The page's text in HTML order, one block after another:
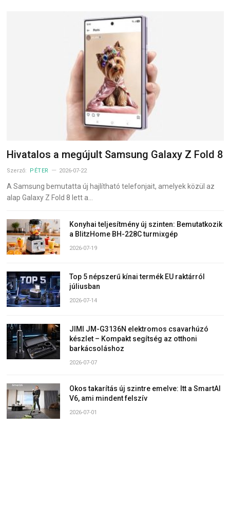
Hivatalos a megújult Samsung Galaxy Z Fold 8
Szerző: PÉTER 2026-07-22
A Samsung bemutatta új hajlítható telefonjait, amelyek közül az
alap Galaxy Z Fold 8 lett a…
Konyhai teljesítmény új szinten: Bemutatkozik
a BlitzHome BH-228C turmixgép
2026-07-19
Top 5 népszerű kínai termék EU raktárról
júliusban
2026-07-14
JIMI JM-G3136N elektromos csavarhúzó
készlet – Kompakt segítség az otthoni
barkácsoláshoz
2026-07-07
Okos takarítás új szintre emelve: Itt a SmartAI
V6, ami mindent felszív
2026-07-01